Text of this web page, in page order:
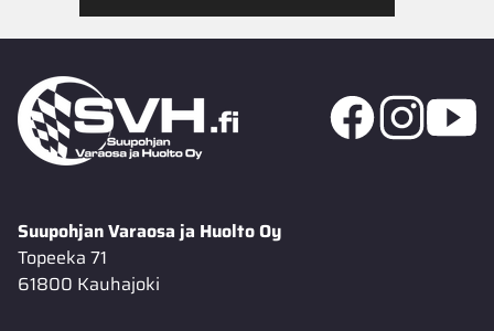
Suupohjan Varaosa ja Huolto Oy
Topeeka 71
61800 Kauhajoki